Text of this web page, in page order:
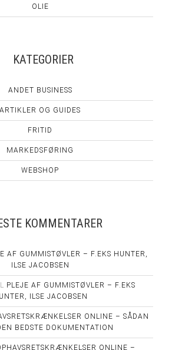
OLIE
KATEGORIER
ANDET BUSINESS
ARTIKLER OG GUIDES
FRITID
MARKEDSFØRING
WEBSHOP
KOMMENTARER
AF GUMMISTØVLER – F.EKS HUNTER,
ILSE JACOBSEN
PLEJE AF GUMMISTØVLER – F.EKS
ILSE JACOBSEN
ONLINE – SÅDAN
BEDSTE DOKUMENTATION
ONLINE –